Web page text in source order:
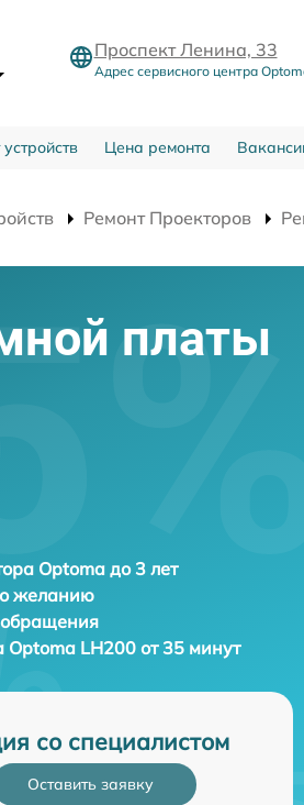
Проспект Ленина, 33
Адрес сервисного центра
Цена ремонта
Ремонт Проекторов
платы
Optoma до 3 лет
желанию
Optoma LH200 от 35 минут
со специалистом
Оставить заявку